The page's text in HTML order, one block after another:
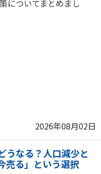
についてまとめまし
2026年08月02日
うなる？人口減少と
売る」という選択